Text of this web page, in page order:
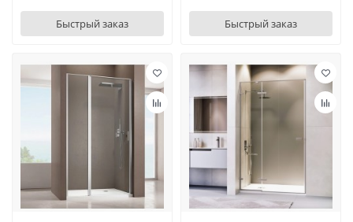
Быстрый заказ Быстрый заказ